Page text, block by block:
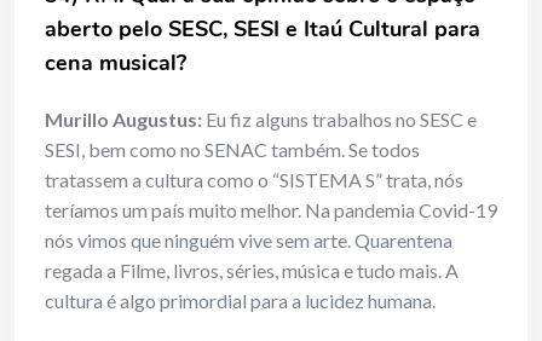
aberto pelo SESC, SESI e Itaú Cultural para
cena musical?
Murillo Augustus: Eu fiz alguns trabalhos no SESC e
SESI, bem como no SENAC também. Se todos
tratassem a cultura como o “SISTEMA S” trata, nós
teríamos um país muito melhor. Na pandemia Covid-19
nós vimos que ninguém vive sem arte. Quarentena
regada a Filme, livros, séries, música e tudo mais. A
cultura é algo primordial para a lucidez humana.